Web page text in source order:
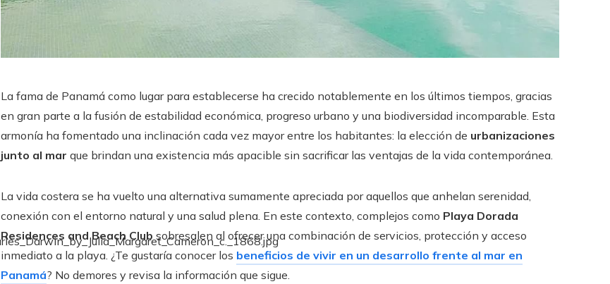
La fama de Panamá como lugar para establecerse ha crecido notablemente en los últimos tiempos, gracias
en gran parte a la fusión de estabilidad económica, progreso urbano y una biodiversidad incomparable. Esta
armonía ha fomentado una inclinación cada vez mayor entre los habitantes: la elección de urbanizaciones
junto al mar que brindan una existencia más apacible sin sacrificar las ventajas de la vida contemporánea.
La vida costera se ha vuelto una alternativa sumamente apreciada por aquellos que anhelan serenidad,
conexión con el entorno natural y una salud plena. En este contexto, complejos como Playa Dorada
Residences and Beach Club sobresalen al ofrecer una combinación de servicios, protección y acceso
inmediato a la playa. ¿Te gustaría conocer los beneficios de vivir en un desarrollo frente al mar en
Panamá? No demores y revisa la información que sigue.